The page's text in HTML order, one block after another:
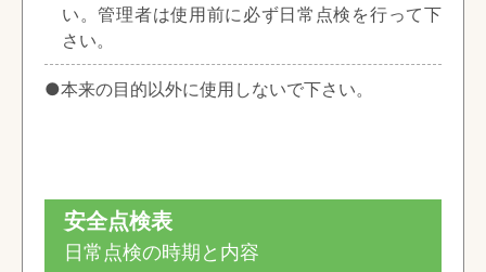
い。管理者は使用前に必ず日常点検を行って下
さい。
●本来の目的以外に使用しないで下さい。
安全点検表
日常点検の時期と内容